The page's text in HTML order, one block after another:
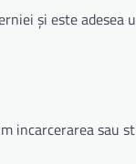
și este
incarcerarea sau